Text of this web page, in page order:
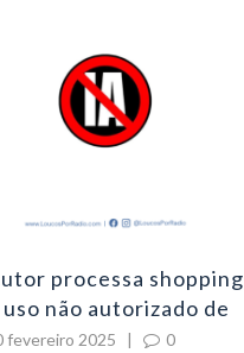
processa shopping
não autorizado de
com inteligência
fevereiro 2025 | 0